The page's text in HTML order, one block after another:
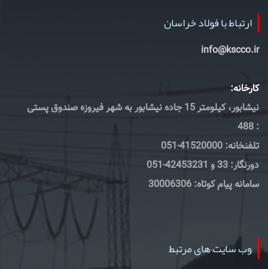
ارتباط با فولاد خراسان
info@kscco.ir
کارخانه:
نیشابور، کیلومتر 15 جاده نیشابور به شهر فیروزه صندوق پستی
: 488
تلفنخانه: 41520000-051
دورنگار: 33 و 42453231-051
سامانه پیام کوتاه: 30006306
وب سایت های مرتبط